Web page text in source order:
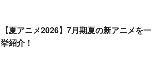
【夏アニメ2026】7月期夏の新アニメを一
挙紹介！